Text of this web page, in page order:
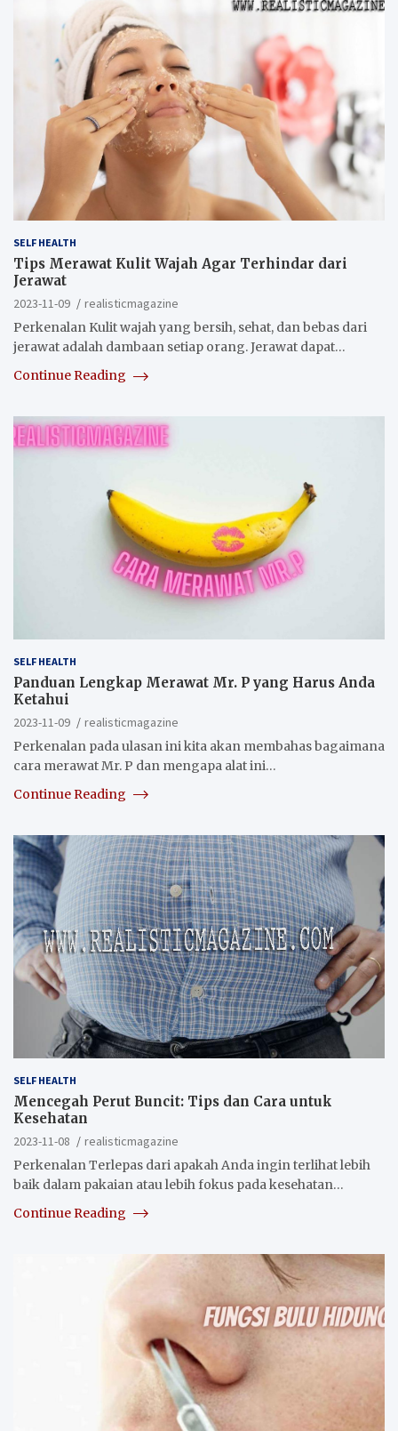
SELF HEALTH
Tips Merawat Kulit Wajah Agar Terhindar dari
Jerawat
2023-11-09
realisticmagazine
Perkenalan Kulit wajah yang bersih, sehat, dan bebas dari
jerawat adalah dambaan setiap orang. Jerawat dapat…
Continue Reading
SELF HEALTH
Panduan Lengkap Merawat Mr. P yang Harus Anda
Ketahui
2023-11-09
realisticmagazine
Perkenalan pada ulasan ini kita akan membahas bagaimana
cara merawat Mr. P dan mengapa alat ini…
Continue Reading
SELF HEALTH
Mencegah Perut Buncit: Tips dan Cara untuk
Kesehatan
2023-11-08
realisticmagazine
Perkenalan Terlepas dari apakah Anda ingin terlihat lebih
baik dalam pakaian atau lebih fokus pada kesehatan…
Continue Reading